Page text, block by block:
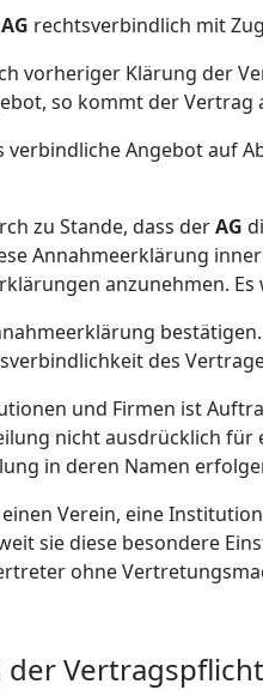
AG rechtsverbindlich mit
vorheriger Klärung der
so kommt der Vertrag
verbindliche Angebot auf
zu Stande, dass derAG
Annahmeerklärung
anzunehmen. Es
des
und Firmen ist
nicht ausdrücklich
in deren Namen
Verein, eine
sie diese besondere
ohne